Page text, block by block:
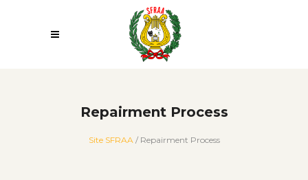
Repairment Process
Site SFRAA/ Repairment Process